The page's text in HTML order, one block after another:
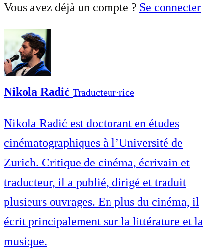
Vous avez déjà un compte ? Se connecter
Nikola Radić Traducteur⋅rice
Nikola Radić est doctorant en études
cinématographiques à l’Université de
Zurich. Critique de cinéma, écrivain et
traducteur, il a publié, dirigé et traduit
plusieurs ouvrages. En plus du cinéma, il
écrit principalement sur la littérature et la
musique.